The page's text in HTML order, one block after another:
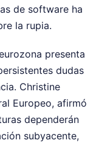
de software ha
la rupia.
presenta
dudas
Christine
Europeo, afirmó
dependerán
subyacente,